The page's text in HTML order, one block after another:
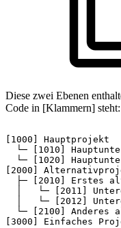
Diese zwei Ebenen
Code in [Klammern] steht:
[1000]
Hauptprojekt
└─
[1010]
└─
[1020]
[2000]
├─
[2010] Erstes
└─ [2011]
└─ [2012]
└─
[2100] Anderes
[3000]
Einfaches